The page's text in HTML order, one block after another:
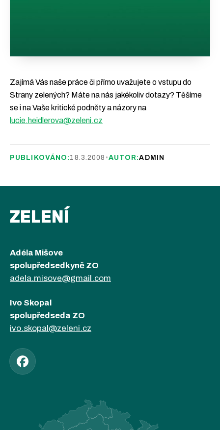
Zajímá Vás naše práce či přímo uvažujete o vstupu do
Strany zelených? Máte na nás jakékoliv dotazy? Těšíme
se i na Vaše kritické podněty a názory na
lucie.heidlerova@zeleni.cz
PUBLIKOVÁNO: 18.3.2008 •AUTOR:ADMIN
ZELENÍ
Adéla Mišove
spolupředsedkyně ZO
adela.misove@gmail.com
Ivo Skopal
spolupředseda ZO
ivo.skopal@zeleni.cz